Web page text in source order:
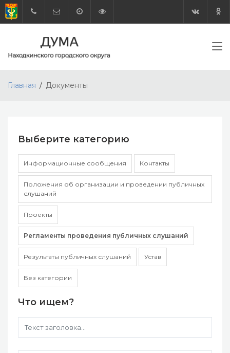
Главная Документы
Выберите категорию
Информационные сообщения Контакты
Положения об организации и проведении публичных
слушаний
Проекты
Регламенты проведения публичных слушаний
Результаты публичных слушаний Устав
Без категории
Что ищем?